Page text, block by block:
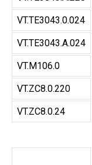
VT.TE3043.0.024
VT.TE3043.A.024
VT.M106.0
VT.ZC8.0.220
VT.ZC8.0.24